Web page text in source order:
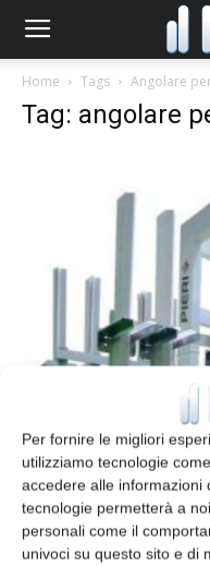
Per fornire le migliori
utilizziamo tecnologie
accedere alle informazioni
tecnologie permetterà a
personali come il
univoci su questo sito e di
Home Tags Angolare
Tag: angolare
Applicazione di
protezione di
redazione 1 Luglio 2017
Leggi la rivista